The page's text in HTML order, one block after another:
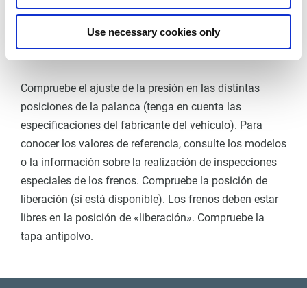
Use necessary cookies only
Compruebe el ajuste de la presión en las distintas
posiciones de la palanca (tenga en cuenta las
especificaciones del fabricante del vehículo). Para
conocer los valores de referencia, consulte los modelos
o la información sobre la realización de inspecciones
especiales de los frenos. Compruebe la posición de
liberación (si está disponible). Los frenos deben estar
libres en la posición de «liberación». Compruebe la
tapa antipolvo.